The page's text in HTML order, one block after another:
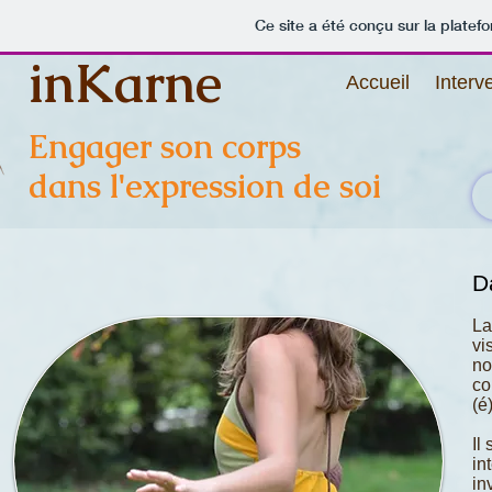
Ce site a été conçu sur la
inKarne Accueil
Engager son corps
dans l'expression de soi